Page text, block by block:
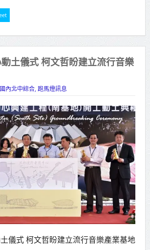
土儀式 柯文哲盼建立流行音樂
國內北中綜合, 跑馬燈訊息
儀式 柯文哲盼建立流行音樂產業基地